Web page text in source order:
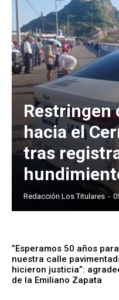
hacia el
tras
Redacción Los Titulares -
”Esperamos 50 años
nuestra calle
hicieron justicia”:
de la Emiliano Zapata